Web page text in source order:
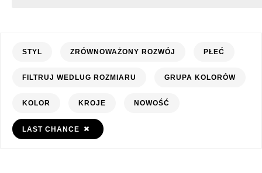
STYL ZRÓWNOWAŻONY ROZWÓJ PŁEĆ
FILTRUJ WEDLUG ROZMIARU GRUPA KOLORÓW
KOLOR KROJE NOWOŚĆ
LAST CHANCE